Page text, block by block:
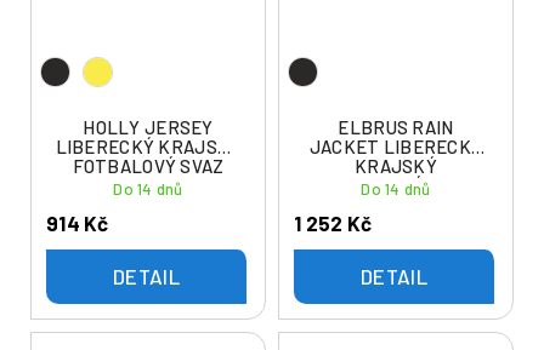
HOLLY JERSEY
LIBERECKÝ KRAJSKÝ
FOTBALOVÝ SVAZ
Do 14 dnů
914 Kč
DETAIL
ELBRUS RAIN
JACKET LIBERECKÝ
KRAJSKÝ
FOTBALOVÝ SVAZ
Do 14 dnů
1 252 Kč
DETAIL